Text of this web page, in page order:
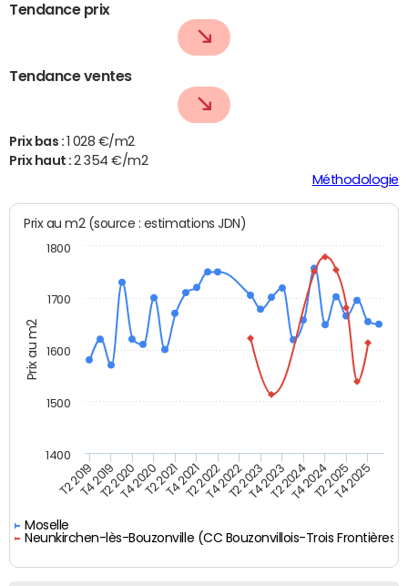
Tendance prix
Tendance ventes
Prix bas :
1 028 €/m2
Prix haut :2 354 €/m2
Méthodologie
Prix au m2
Prix au m2 (source : estimations JDN)
Moselle
Neunkirchen-lès-Bouzonville (CC Bouzonvillois-Trois Frontières)
T2 2019T4 2019T2 2020T4 2020T2 2021T4 2021T2 2022T4 2022T2 2023T4 2023T2 2024T4 2024T2 2025T4 2025
1400
1500
1600
1700
1800